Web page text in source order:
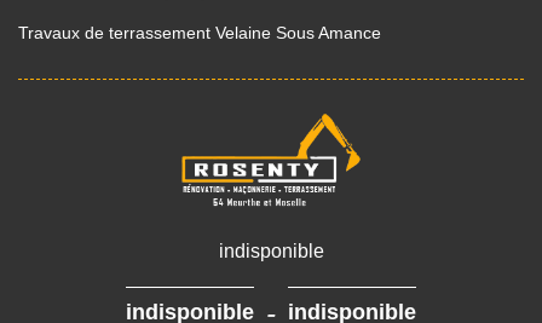
Travaux de terrassement Velaine Sous Amance
indisponible
indisponible - indisponible